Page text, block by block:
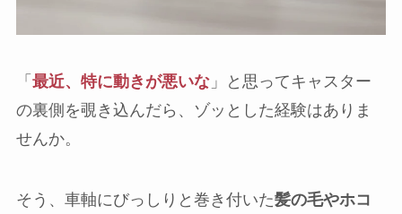
「 最近、特に動きが悪いな」と思ってキャスター
の裏側を覗き込んだら、ゾッとした経験はありま
せんか。
そう、車軸にびっしりと巻き付いた髪の毛やホコ